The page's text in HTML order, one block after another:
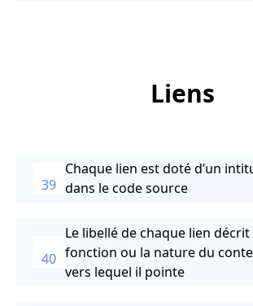
Liens
39
Chaque lien est doté d’un
dans le code source
40
Le libellé de chaque lien décrit
fonction ou la nature du
vers lequel il pointe